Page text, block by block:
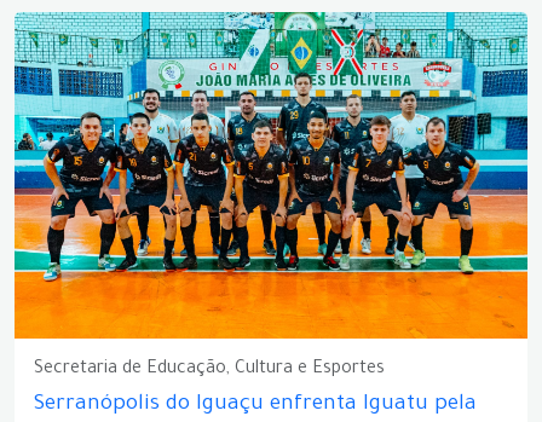
Secretaria de Educação, Cultura e Esportes
Serranópolis do Iguaçu enfrenta Iguatu pela